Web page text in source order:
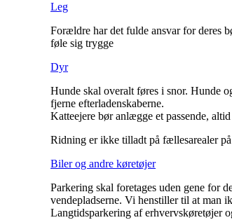
Leg
Forældre har det fulde ansvar for deres
føle sig trygge
Dyr
Hunde skal overalt føres i snor. Hunde
fjerne efterladenskaberne.
Katteejere bør anlægge et passende,
Ridning er ikke tilladt på fællesarealer
Biler og andre køretøjer
Parkering skal foretages uden gene for
vendepladserne. Vi henstiller til at man
Langtidsparkering af erhvervskøretøjer